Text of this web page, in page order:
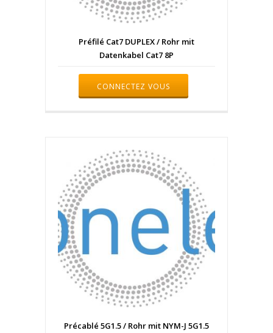
Préfilé Cat7 DUPLEX / Rohr mit
Datenkabel Cat7 8P
CONNECTEZ VOUS
Précablé 5G1.5 / Rohr mit NYM-J 5G1.5